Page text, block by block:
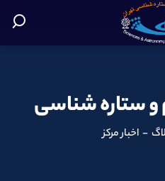
و ستاره شناسی
- اخبار مرکز